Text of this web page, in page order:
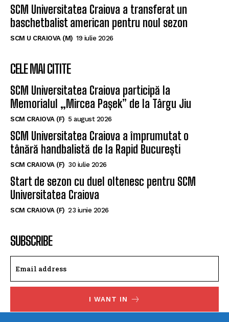
SCM Universitatea Craiova a transferat un
baschetbalist american pentru noul sezon
SCM U CRAIOVA (M) 19 iulie 2026
CELE MAI CITITE
SCM Universitatea Craiova participă la
Memorialul „Mircea Pașek” de la Târgu Jiu
SCM CRAIOVA (F) 5 august 2026
SCM Universitatea Craiova a împrumutat o
tânără handbalistă de la Rapid București
SCM CRAIOVA (F) 30 iulie 2026
Start de sezon cu duel oltenesc pentru SCM
Universitatea Craiova
SCM CRAIOVA (F) 23 iunie 2026
SUBSCRIBE
I WANT IN